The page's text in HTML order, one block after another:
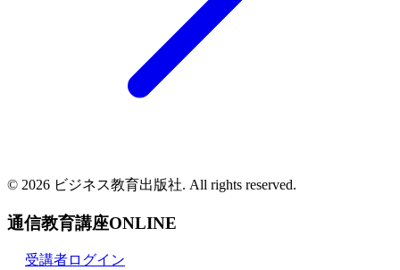
© 2026 ビジネス教育出版社. All rights reserved.
通信教育講座ONLINE
受講者ログイン